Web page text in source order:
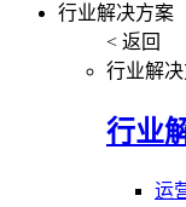
行业解决方案
< 返回
行业解
行业
运